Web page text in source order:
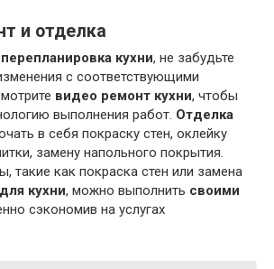
и отделка
перепланировка кухни, не забудьте
с соответствующими
видео ремонт кухни, чтобы
выполнения работ. Отделка
в себя покраску стен, оклейку
замену напольного покрытия.
такие как покраска стен или замена
кухни, можно выполнить своими
сэкономив на услугах